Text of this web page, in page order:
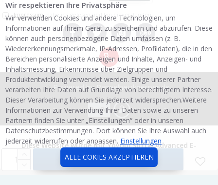
KAUFEN
Impressum habe ich gelesen und bin einverstanden.
Powered by Paneelheizkoerper.de
Diese Website wurde mitYoyobi Soft® Advanced E-
Commerce-Systemen erstellt.
ALLE COKIES AKZEPTIEREN
Wir respektieren Ihre Privatsphäre
Wir verwenden Cookies und andere Technologien, um
Informationen auf Ihrem Gerät zu speichern und abzurufen. Diese
können auch personenbezogene Daten umfassen (z. B.
Wiedererkennungsmerkmale, IP-Adressen, Profildaten), die in den
Bereichen personalisierte Anzeigen und Inhalte, Anzeigen- und
Inhaltsmessung, Erkenntnisse über Zielgruppen und
Produktentwicklung verwendet werden. Einige unserer Partner
verarbeiten Ihre Daten auf Grundlage von berechtigtem Interesse.
Dieser Verarbeitung können Sie jederzeit widersprechen.Weitere
Informationen zur Verwendung Ihrer Daten sowie zu unseren
Partnern finden Sie unter „Einstellungen“ oder in unseren
Datenschutzbestimmungen. Dort können Sie Ihre Auswahl auch
jederzeit widerrufen oder anpassen. Einstellungen